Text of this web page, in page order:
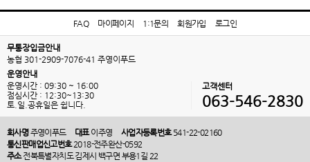
FAQ 마이페이지 1:1문의 회원가입 로그인
무통장입금안내
농협 301-2909-7076-41 주영이푸드
운영안내
운영시간 : 09:30 ~ 16:00
점심시간 : 12:30~13:30
토.일.공휴일은 쉽니다.
고객센터
063-546-2830
회사명주영이푸드 대표이주영 사업자등록번호541-22-02160
통신판매업신고번호2018-전주완산-0592
주소전북특별자치도 김제시 백구면 부용1길 22